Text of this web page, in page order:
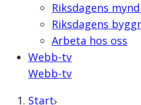
Riksdagens
Riksdagens
Arbeta hos oss
Webb-tv
Webb-tv
Start